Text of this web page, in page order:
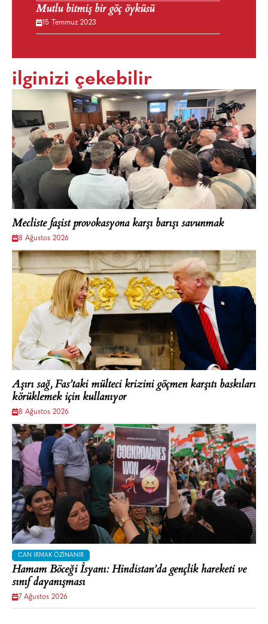
Mutlu bitmiş bir göç öyküsü
15 Temmuz 2023
ilginizi çekebilir
Mecliste faşist provokasyona karşı barışı savunmak
8 Ağustos 2026
Aşırı sağ, Fas’taki mülteci krizini göçmen karşıtı baskıları
körüklemek için kullanıyor
8 Ağustos 2026
CAN IRMAK ÖZINANIR
Hamam Böceği İsyanı: Hindistan’da gençlik hareketi ve
sınıf dayanışması
7 Ağustos 2026